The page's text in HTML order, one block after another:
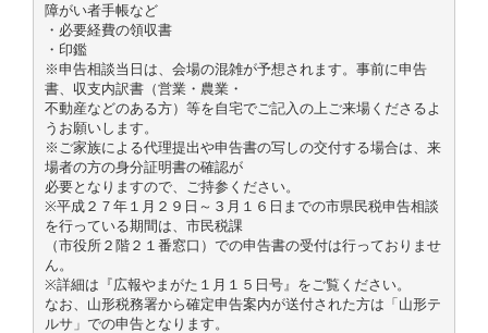
障がい者手帳など
・必要経費の領収書
・印鑑
※申告相談当日は、会場の混雑が予想されます。事前に申告
書、収支内訳書（営業・農業・
不動産などのある方）等を自宅でご記入の上ご来場くださるよ
うお願いします。
※ご家族による代理提出や申告書の写しの交付する場合は、来
場者の方の身分証明書の確認が
必要となりますので、ご持参ください。
※平成２７年１月２９日～３月１６日までの市県民税申告相談
を行っている期間は、市民税課
（市役所２階２１番窓口）での申告書の受付は行っておりませ
ん。
※詳細は『広報やまがた１月１５日号』をご覧ください。
なお、山形税務署から確定申告案内が送付された方は「山形テ
ルサ」での申告となります。